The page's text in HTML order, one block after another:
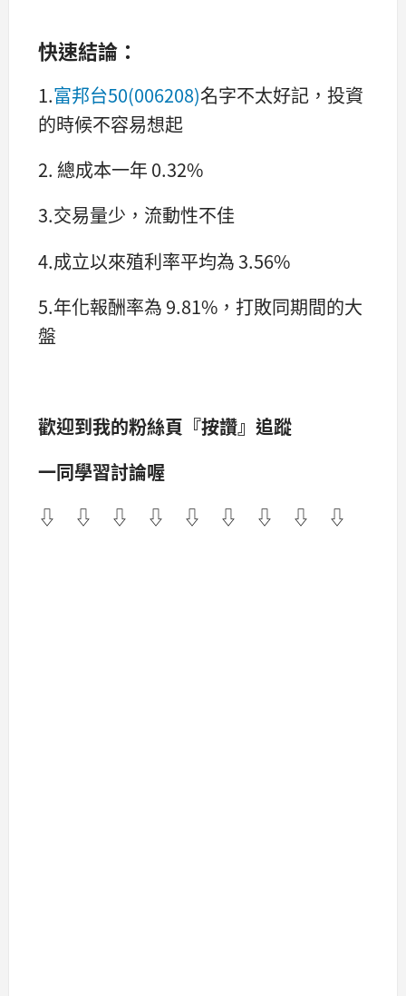
快速結論：
1.富邦台50(006208)名字不太好記，投資
的時候不容易想起
2. 總成本一年 0.32%
3.交易量少，流動性不佳
4.成立以來殖利率平均為 3.56%
5.年化報酬率為 9.81%，打敗同期間的大
盤
歡迎到我的粉絲頁『按讚』追蹤
一同學習討論喔
⇩ ⇩ ⇩ ⇩ ⇩ ⇩ ⇩ ⇩ ⇩